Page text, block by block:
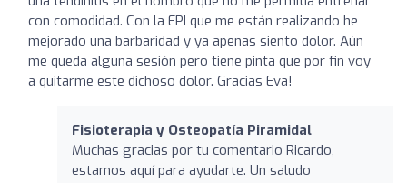
con comodidad. Con la EPI que me están realizando he
mejorado una barbaridad y ya apenas siento dolor. Aún
me queda alguna sesión pero tiene pinta que por fin voy
a quitarme este dichoso dolor. Gracias Eva!
Fisioterapia y Osteopatía Piramidal
Muchas gracias por tu comentario Ricardo,
estamos aquí para ayudarte. Un saludo